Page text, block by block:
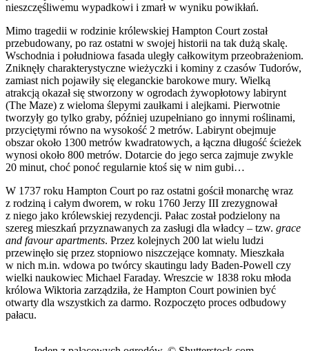
nieszczęśliwemu wypadkowi i zmarł w wyniku powikłań.
Mimo tragedii w rodzinie królewskiej Hampton Court został
przebudowany, po raz ostatni w swojej historii na tak dużą skalę.
Wschodnia i południowa fasada uległy całkowitym przeobrażeniom.
Zniknęły charakterystyczne wieżyczki i kominy z czasów Tudorów,
zamiast nich pojawiły się eleganckie barokowe mury. Wielką
atrakcją okazał się stworzony w ogrodach żywopłotowy labirynt
(The Maze) z wieloma ślepymi zaułkami i alejkami. Pierwotnie
tworzyły go tylko graby, później uzupełniano go innymi roślinami,
przyciętymi równo na wysokość 2 metrów. Labirynt obejmuje
obszar około 1300 metrów kwadratowych, a łączna długość ścieżek
wynosi około 800 metrów. Dotarcie do jego serca zajmuje zwykle
20 minut, choć ponoć regularnie ktoś się w nim gubi…
W 1737 roku Hampton Court po raz ostatni gościł monarchę wraz
z rodziną i całym dworem, w roku 1760 Jerzy III zrezygnował
z niego jako królewskiej rezydencji. Pałac został podzielony na
szereg mieszkań przyznawanych za zasługi dla władcy – tzw. grace
and favour apartments. Przez kolejnych 200 lat wielu ludzi
przewinęło się przez stopniowo niszczejące komnaty. Mieszkała
w nich m.in. wdowa po twórcy skautingu lady Baden-Powell czy
wielki naukowiec Michael Faraday. Wreszcie w 1838 roku młoda
królowa Wiktoria zarządziła, że Hampton Court powinien być
otwarty dla wszystkich za darmo. Rozpoczęto proces odbudowy
pałacu.